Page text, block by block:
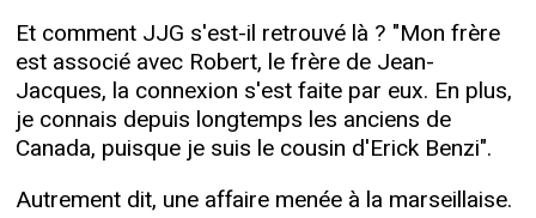
Et comment JJG s'est-il retrouvé là ? "Mon frère
est associé avec Robert, le frère de Jean-
Jacques, la connexion s'est faite par eux. En plus,
je connais depuis longtemps les anciens de
Canada, puisque je suis le cousin d'Erick Benzi".
Autrement dit, une affaire menée à la marseillaise.